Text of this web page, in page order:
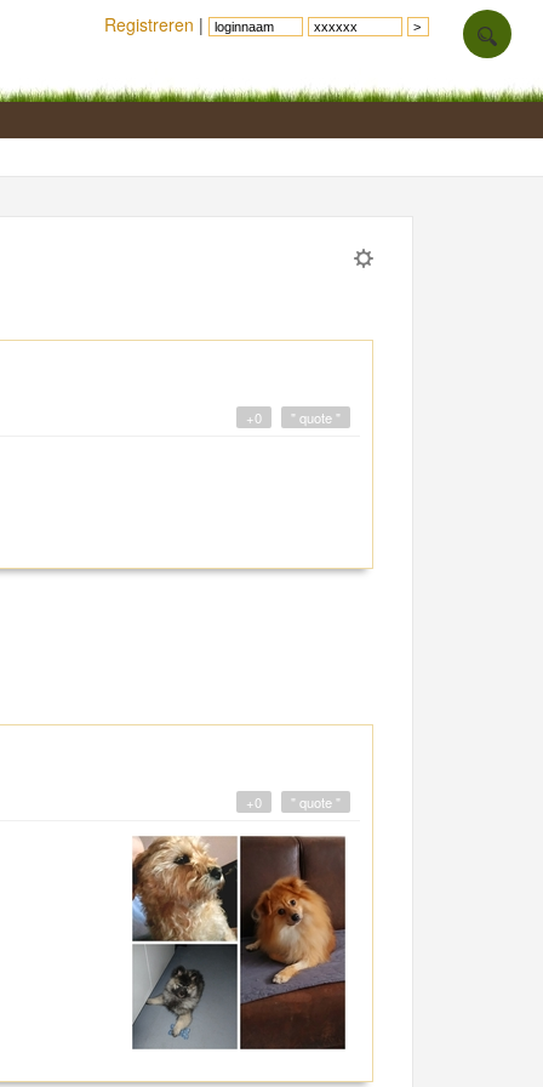
" quote "
+0
" quote "
+0
Registreren |